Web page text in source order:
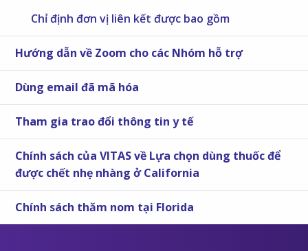
Chỉ định đơn vị liên kết được bao gồm
Hướng dẫn về Zoom cho các Nhóm hỗ trợ
Dùng email đã mã hóa
Tham gia trao đổi thông tin y tế
Chính sách của VITAS về Lựa chọn dùng thuốc để
được chết nhẹ nhàng ở California
Chính sách thăm nom tại Florida